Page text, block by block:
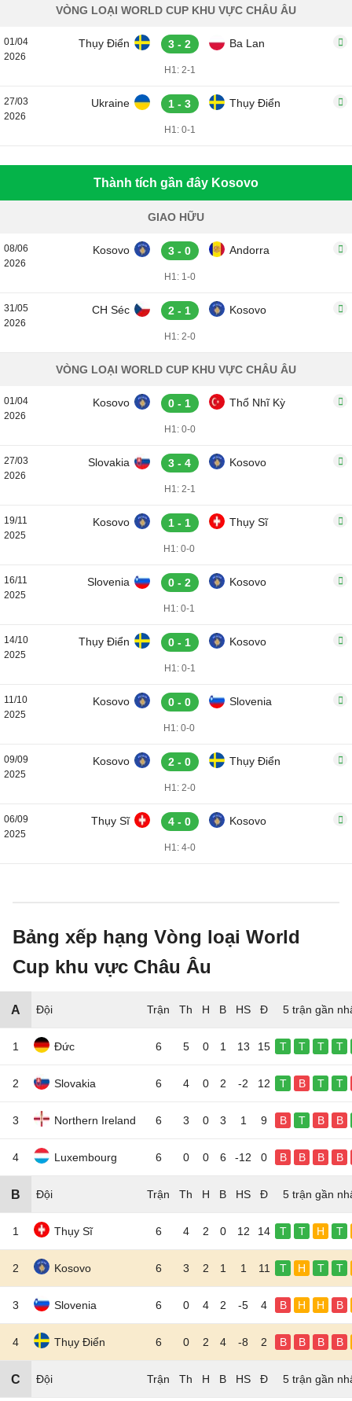
VÒNG LOẠI WORLD CUP KHU VỰC CHÂU ÂU
01/04
2026
Thụy Điển 3 - 2 Ba Lan
H1: 2-1
27/03
2026
Ukraine 1 - 3 Thụy Điển
H1: 0-1
Thành tích gần đây Kosovo
GIAO HỮU
08/06
2026
Kosovo 3 - 0 Andorra
H1: 1-0
31/05
2026
CH Séc 2 - 1 Kosovo
H1: 2-0
VÒNG LOẠI WORLD CUP KHU VỰC CHÂU ÂU
01/04
2026
Kosovo 0 - 1 Thổ Nhĩ Kỳ
H1: 0-0
27/03
2026
Slovakia 3 - 4 Kosovo
H1: 2-1
19/11
2025
Kosovo 1 - 1 Thụy Sĩ
H1: 0-0
16/11
2025
Slovenia 0 - 2 Kosovo
H1: 0-1
14/10
2025
Thụy Điển 0 - 1 Kosovo
H1: 0-1
11/10
2025
Kosovo 0 - 0 Slovenia
H1: 0-0
09/09
2025
Kosovo 2 - 0 Thụy Điển
H1: 2-0
06/09
2025
Thụy Sĩ 4 - 0 Kosovo
H1: 4-0
Bảng xếp hạng Vòng loại World
Cup khu vực Châu Âu
A Đội 5 trận gần
1 Đức 6 5 0 1 13 15 T T T T
2 Slovakia 6 4 0 2 -2 12 T B T T
3 Northern Ireland 6 3 0 3 1 9 B T B B
4 Luxembourg 6 0 0 6 -12 0 B B B B
B Đội 5 trận gần
1 Thụy Sĩ 6 4 2 0 12 14 T T H T
2 Kosovo 6 3 2 1 1 11 T H T T
3 Slovenia 6 0 4 2 -5 4 B H H B
4 Thụy Điển 6 0 2 4 -8 2 B B B B
C Đội 5 trận gần